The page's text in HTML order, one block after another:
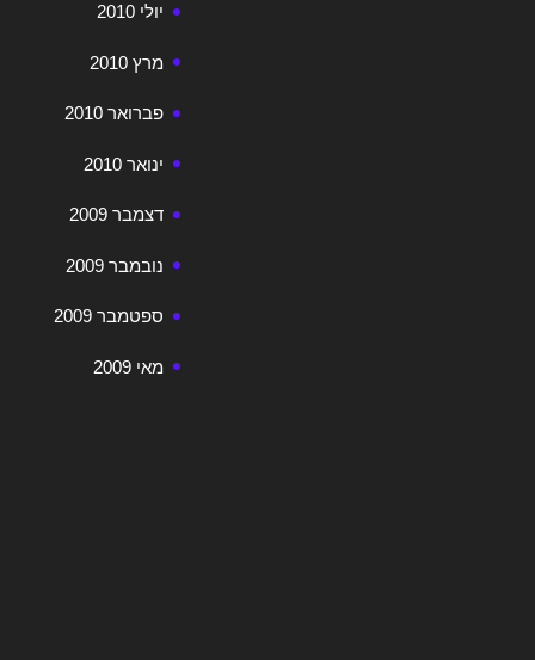
יולי 2010
מרץ 2010
פברואר 2010
ינואר 2010
דצמבר 2009
נובמבר 2009
ספטמבר 2009
מאי 2009